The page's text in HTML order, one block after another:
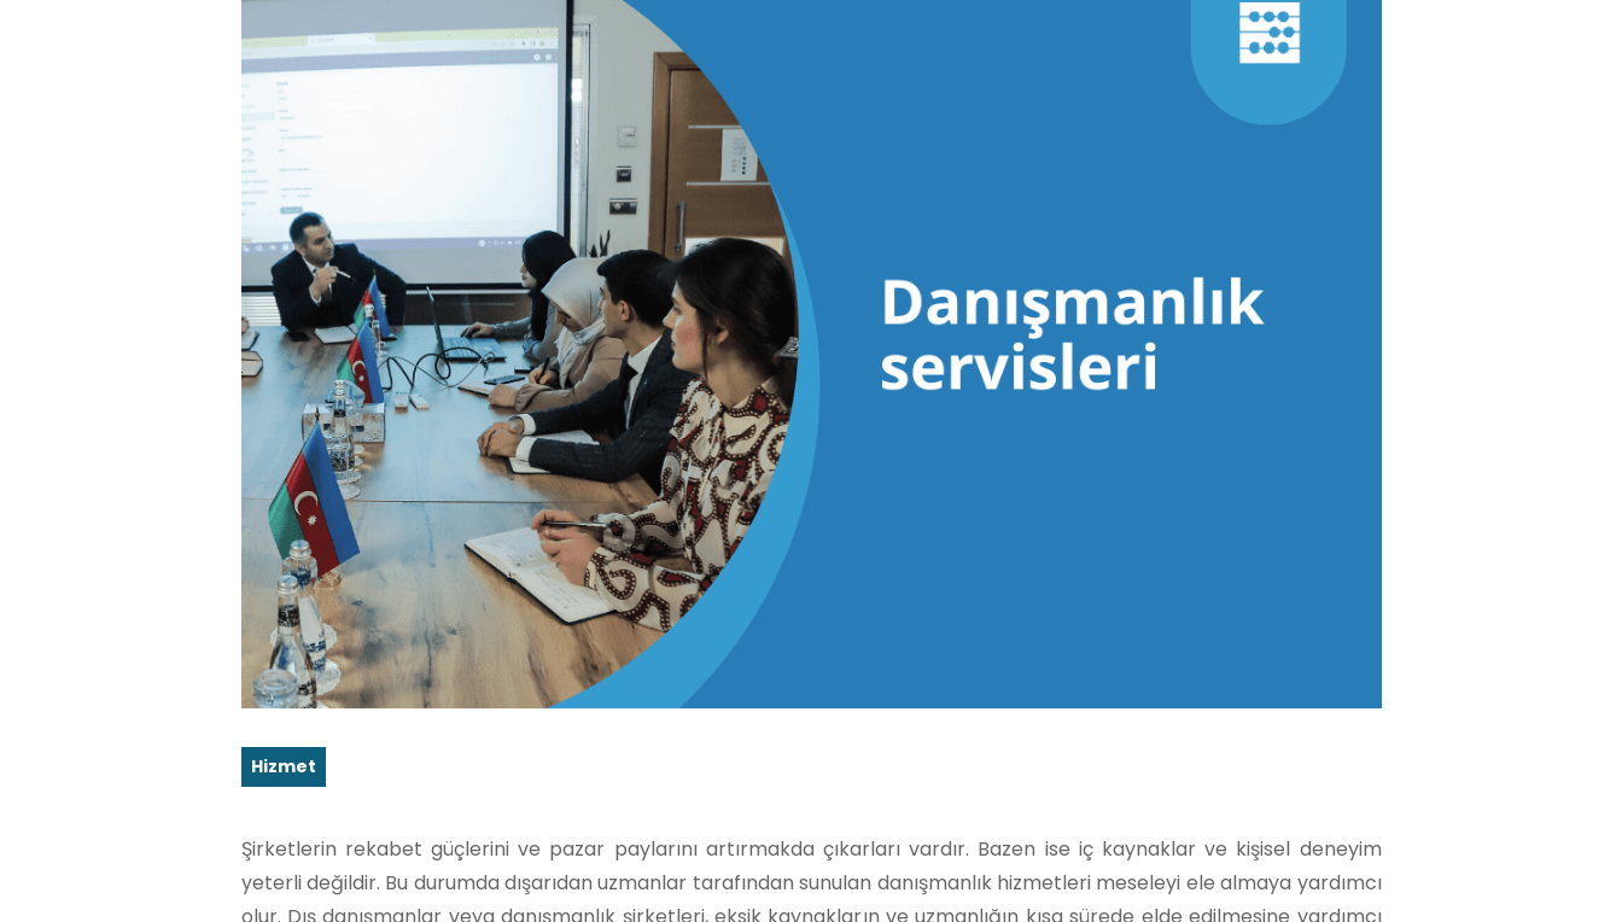
Hizmet
Şirketlerin rekabet güçlerini ve pazar paylarını artırmakda çıkarları vardır. Bazen ise iç kaynaklar ve kişisel deneyim
yeterli değildir. Bu durumda dışarıdan uzmanlar tarafından sunulan danışmanlık hizmetleri meseleyi ele almaya yardımcı